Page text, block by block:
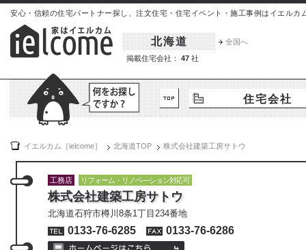
安心・信頼の住宅パートナー探し、注文住宅・住宅イベント・施工事例はイエルカ
北海道
全国へ
掲載住宅会社：
47 社
住宅会社
イエルカム［ielcome］ 北海道TOP 株式会社建築工房サトウ
工務店 リフォーム・リノベ―ション対応可
株式会社建築工房サトウ
北海道石狩市樽川8条1丁目234番地
0133-76-6285 0133-76-6286